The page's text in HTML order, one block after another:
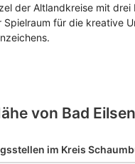
der Altlandkreise mit drei
Spielraum für die kreative
von Bad Eilsen
im Kreis